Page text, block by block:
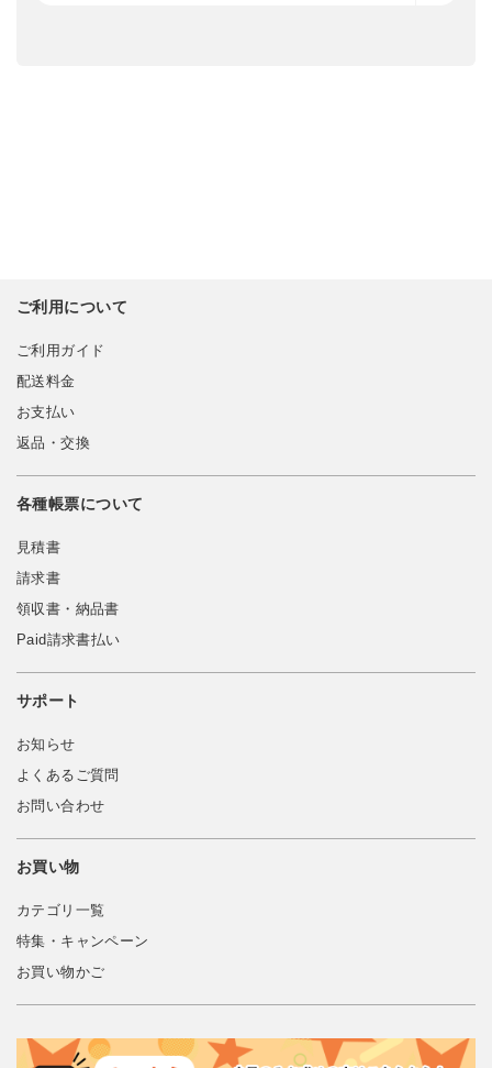
ご利用について
ご利用ガイド
配送料金
お支払い
返品・交換
各種帳票について
見積書
請求書
領収書・納品書
Paid請求書払い
サポート
お知らせ
よくあるご質問
お問い合わせ
お買い物
カテゴリ一覧
特集・キャンペーン
お買い物かご